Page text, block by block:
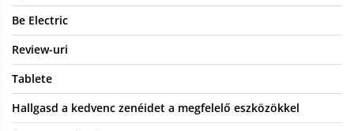
Be Electric
Review-uri
Tablete
Hallgasd a kedvenc zenéidet a megfelelő eszközökkel